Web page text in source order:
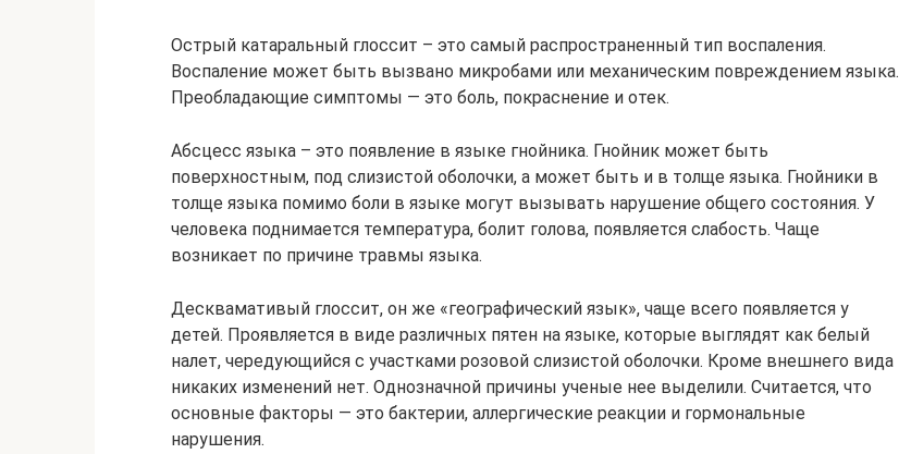
Острый катаральный глоссит – это самый распространенный тип воспаления.
Воспаление может быть вызвано микробами или механическим повреждением языка.
Преобладающие симптомы — это боль, покраснение и отек.
Абсцесс языка – это появление в языке гнойника. Гнойник может быть
поверхностным, под слизистой оболочки, а может быть и в толще языка. Гнойники в
толще языка помимо боли в языке могут вызывать нарушение общего состояния. У
человека поднимается температура, болит голова, появляется слабость. Чаще
возникает по причине травмы языка.
Десквамативый глоссит, он же «географический язык», чаще всего появляется у
детей. Проявляется в виде различных пятен на языке, которые выглядят как белый
налет, чередующийся с участками розовой слизистой оболочки. Кроме внешнего вида
никаких изменений нет. Однозначной причины ученые нее выделили. Считается, что
основные факторы — это бактерии, аллергические реакции и гормональные
нарушения.